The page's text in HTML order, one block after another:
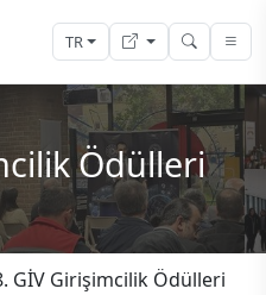
TR
Ödülleri
GİV Girişimcilik Ödülleri